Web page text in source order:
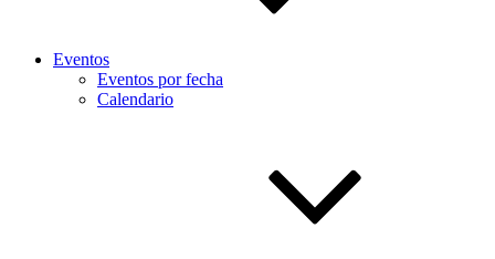
Eventos
Eventos por fecha
Calendario